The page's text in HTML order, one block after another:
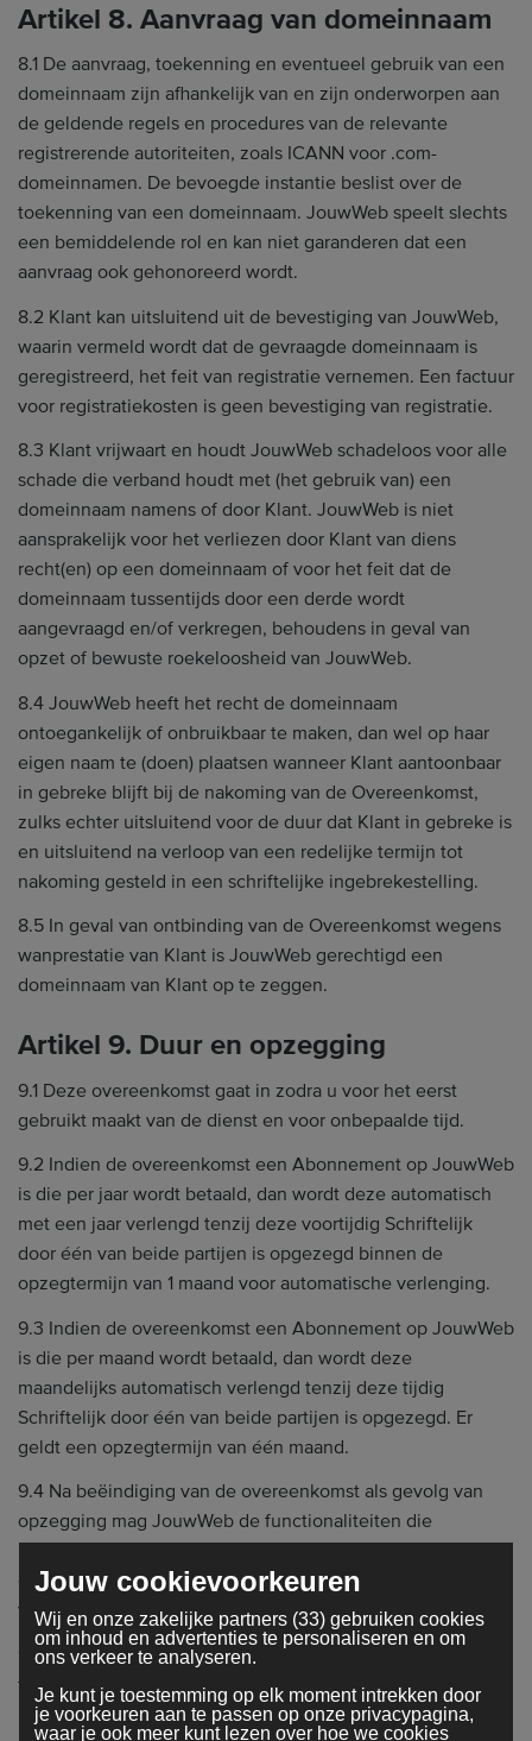
Artikel 8. Aanvraag van domeinnaam
8.1 De aanvraag, toekenning en eventueel gebruik van een
domeinnaam zijn afhankelijk van en zijn onderworpen aan
de geldende regels en procedures van de relevante
registrerende autoriteiten, zoals ICANN voor .com-
domeinnamen. De bevoegde instantie beslist over de
toekenning van een domeinnaam. JouwWeb speelt slechts
een bemiddelende rol en kan niet garanderen dat een
aanvraag ook gehonoreerd wordt.
8.2 Klant kan uitsluitend uit de bevestiging van JouwWeb,
waarin vermeld wordt dat de gevraagde domeinnaam is
geregistreerd, het feit van registratie vernemen. Een factuur
voor registratiekosten is geen bevestiging van registratie.
8.3 Klant vrijwaart en houdt JouwWeb schadeloos voor alle
schade die verband houdt met (het gebruik van) een
domeinnaam namens of door Klant. JouwWeb is niet
aansprakelijk voor het verliezen door Klant van diens
recht(en) op een domeinnaam of voor het feit dat de
domeinnaam tussentijds door een derde wordt
aangevraagd en/of verkregen, behoudens in geval van
opzet of bewuste roekeloosheid van JouwWeb.
8.4 JouwWeb heeft het recht de domeinnaam
ontoegankelijk of onbruikbaar te maken, dan wel op haar
eigen naam te (doen) plaatsen wanneer Klant aantoonbaar
in gebreke blijft bij de nakoming van de Overeenkomst,
zulks echter uitsluitend voor de duur dat Klant in gebreke is
en uitsluitend na verloop van een redelijke termijn tot
nakoming gesteld in een schriftelijke ingebrekestelling.
8.5 In geval van ontbinding van de Overeenkomst wegens
wanprestatie van Klant is JouwWeb gerechtigd een
domeinnaam van Klant op te zeggen.
Artikel 9. Duur en opzegging
9.1 Deze overeenkomst gaat in zodra u voor het eerst
gebruikt maakt van de dienst en voor onbepaalde tijd.
9.2 Indien de overeenkomst een Abonnement op JouwWeb
is die per jaar wordt betaald, dan wordt deze automatisch
met een jaar verlengd tenzij deze voortijdig Schriftelijk
door één van beide partijen is opgezegd binnen de
opzegtermijn van 1 maand voor automatische verlenging.
9.3 Indien de overeenkomst een Abonnement op JouwWeb
is die per maand wordt betaald, dan wordt deze
maandelijks automatisch verlengd tenzij deze tijdig
Schriftelijk door één van beide partijen is opgezegd. Er
geldt een opzegtermijn van één maand.
9.4 Na beëindiging van de overeenkomst als gevolg van
opzegging mag JouwWeb de functionaliteiten die
opheffen. Klant kan desgewenst wel gebruik blijven maken
van de gratis diensten van JouwWeb.
9.5 Consumenten hebben het recht om zich terug te
trekken uit hun abonnementsovereenkomst indien dit
binnen 14 dagen na aankoop per e-mail wordt aangevraagd,
Jouw cookievoorkeuren
Wij en onze zakelijke partners (33) gebruiken cookies
om inhoud en advertenties te personaliseren en om
ons verkeer te analyseren.
Je kunt je toestemming op elk moment intrekken door
je voorkeuren aan te passen op onze privacypagina,
waar je ook meer kunt lezen over hoe we cookies